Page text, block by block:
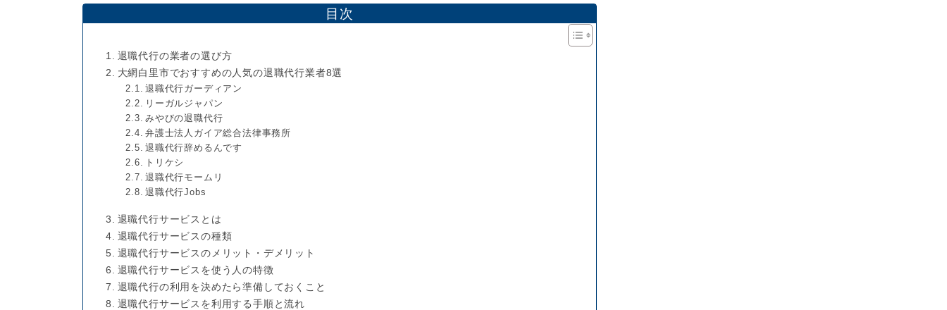
目次
退職代行の業者の選び方
大網白里市でおすすめの人気の退職代行業者8選
退職代行ガーディアン
リーガルジャパン
みやびの退職代行
弁護士法人ガイア総合法律事務所
退職代行辞めるんです
トリケシ
退職代行モームリ
退職代行Jobs
退職代行サービスとは
退職代行サービスの種類
退職代行サービスのメリット・デメリット
退職代行サービスを使う人の特徴
退職代行の利用を決めたら準備しておくこと
退職代行サービスを利用する手順と流れ